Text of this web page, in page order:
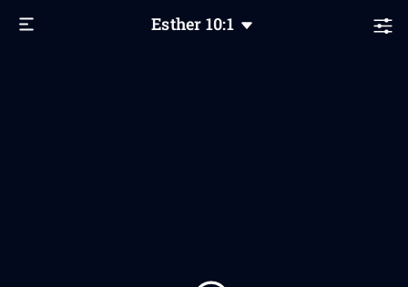
Esther 10:1